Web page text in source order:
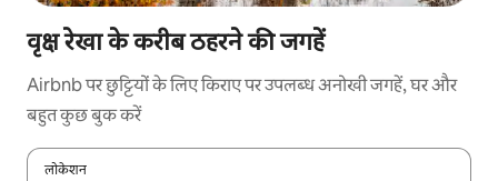
वृक्ष रेखा के करीब ठहरने की जगहें
Airbnb पर छुट्टियों के लिए किराए पर उपलब्ध अनोखी जगहें, घर और
बहुत कुछ बुक करें
लोकेशन